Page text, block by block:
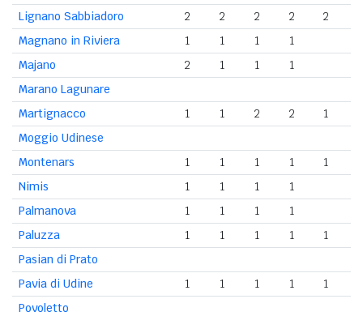
Lignano Sabbiadoro
2 2 2 2 2
Magnano in Riviera
1 1 1 1
Majano
2 1 1 1
Marano Lagunare
Martignacco
1 1 2 2 1
Moggio Udinese
Montenars
1 1 1 1 1
Nimis
1 1 1 1
Palmanova
1 1 1
1
Paluzza
1 1 1 1 1
Pasian di Prato
Pavia di Udine
1 1 1 1
1
Povoletto